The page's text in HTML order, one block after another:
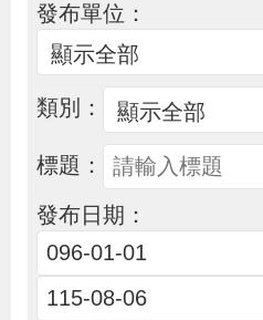
署
訊
發
為
發布單位：
類別：
標題：
發布日期：